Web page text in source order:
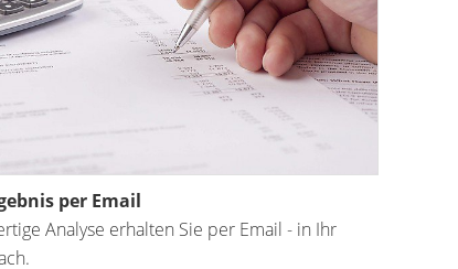
per Email
Analyse erhalten Sie per Email - in Ihr